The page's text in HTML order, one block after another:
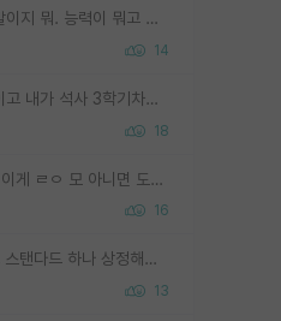
능력없는박사 란 말이지 뭐. 능력이 뭐고 능력이 있다는게 뭔지는 사람마다 기준이 다르니까 얘기해봐야 서로 자기 기준만 얘기해서 논쟁이 끝이 안나고. 주위에서 능력있고 야심있는 신입생이 교수가 유의미한 피드백을 아예 안주면서 제대로된 과제에 참여해볼 기회도 제공하지 않고 잡일 뺑뺑이만 돌려서 맨날 단순작업만 하면서 밤새다가 눈빛이 점점 죽어가는걸 본 사람은 물박사는 교수탓이라고 하고, 교수는 이것저것 알려도 주고 기회도 주고 사수 동기 붙여주면서 어떻게든 끌고가려고 하는데 본인이 매일 뺀질거리면서 출근 하는둥마는둥 하다가 기껏 와서도 폰이나 쳐다보다가 실험 망치고 저녁약속있어서 먼저 가볼게요~ 하는걸 본 사람은 물박사는 본인탓이라고 함.
14
가지마라. 신생랩이고 내가 석사 3학기차인데 최고참인데 나도 아무것도 모르는데 교수가 후배들 왜 논문 교육 안시키냐. 논문 왜 안 써오냐 닦달한다
18
신생랩+젊은 교수 이게 ㄹㅇ 모 아니면 도인듯.
16
ML 대부분이 골드 스탠다드 하나 상정해놓고 (벤치마크 데이터셋이 여러 개면 여러 개 상정) 그거 얼마나 잘 맞추나 싸움임 가끔 번뜩이는 설계 철학을 보여주는 논문들도 있지만 대부분 그거 성적 얼마나 더 올리느라에 혈안이 되어 있는 측면이 잇음
13